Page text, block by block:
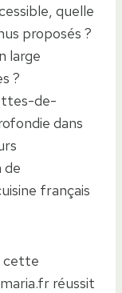
quelle
proposés ?
large
?
de-
dans
de
français
cette
réussit